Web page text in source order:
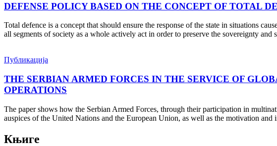
DEFENSE POLICY BASED ON THE CONCEPT OF TOTAL
Total defence is a concept that should ensure the response of the state in situations
all segments of society as a whole actively act in order to preserve the sovereignty
Публикација
THE SERBIAN ARMED FORCES IN THE SERVICE OF
OPERATIONS
The paper shows how the Serbian Armed Forces, through their participation in
auspices of the United Nations and the European Union, as well as the motivation
Књиге